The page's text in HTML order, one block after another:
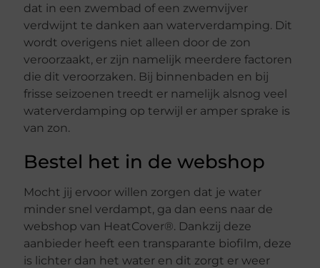
dat in een zwembad of een zwemvijver
verdwijnt te danken aan waterverdamping. Dit
wordt overigens niet alleen door de zon
veroorzaakt, er zijn namelijk meerdere factoren
die dit veroorzaken. Bij binnenbaden en bij
frisse seizoenen treedt er namelijk alsnog veel
waterverdamping op terwijl er amper sprake is
van zon.
Bestel het in de webshop
Mocht jij ervoor willen zorgen dat je water
minder snel verdampt, ga dan eens naar de
webshop van HeatCover®. Dankzij deze
aanbieder heeft een transparante biofilm, deze
is lichter dan het water en dit zorgt er weer